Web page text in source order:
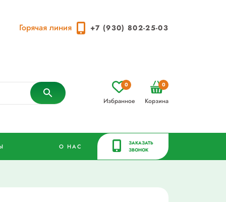
Горячая линия +7 (930) 802-25-03
Избранное
0
Корзина
0
О НАС
ЗАКАЗАТЬ
ЗВОНОК